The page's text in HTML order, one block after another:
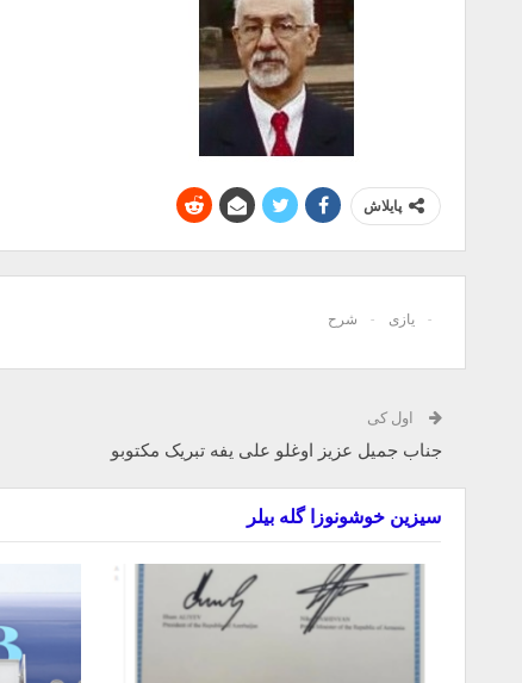
پایلاش
یازی شرح
اول کی
جناب جمیل عزیز اوغلو علی یفه تبریک مکتوبو
سیزین خوشونوزا گله بیلر